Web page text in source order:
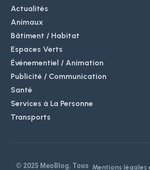
Actualités
Animaux
Bâtiment / Habitat
Espaces Verts
Événementiel / Animation
Publicité / Communication
Santé
Services à La Personne
Transports
© 2025 MeoBlog. Tous Mentions